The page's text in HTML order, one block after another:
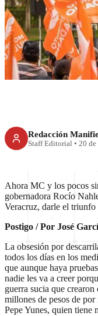
RECIENTE
Fraude de
Redacción
Staff Editorial • 20 de
Ahora MC y los pocos
gobernadora Rocío
Veracruz, darle el
Postigo / Por José
La obsesión por
todos los días en los
que aunque haya
nadie les va a creer
guerra sucia que
millones de pesos de
Pepe Yunes, quien tiene